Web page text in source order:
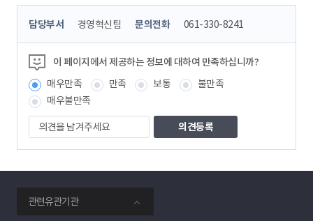
콘
츠
정
보
책
임
자
담당부서 경영혁신팀 문의전화 061-330-8241
이 페이지에서 제공하는 정보에 대하여 만족하십니까?
매우만족
만족 보통
불만족
매우불만족
의
견
을
겨
주
세
요
관련유관기관